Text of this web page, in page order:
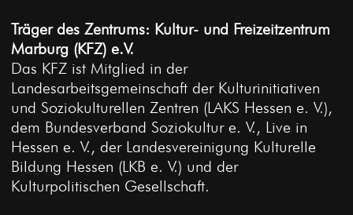
Träger des Zentrums: Kultur- und Freizeitzentrum
Marburg (KFZ) e.V.
Das KFZ ist Mitglied in der
Landesarbeitsgemeinschaft der Kulturinitiativen
und Soziokulturellen Zentren (LAKS Hessen e. V.),
dem Bundesverband Soziokultur e. V., Live in
Hessen e. V., der Landesvereinigung Kulturelle
Bildung Hessen (LKB e. V.) und der
Kulturpolitischen Gesellschaft.